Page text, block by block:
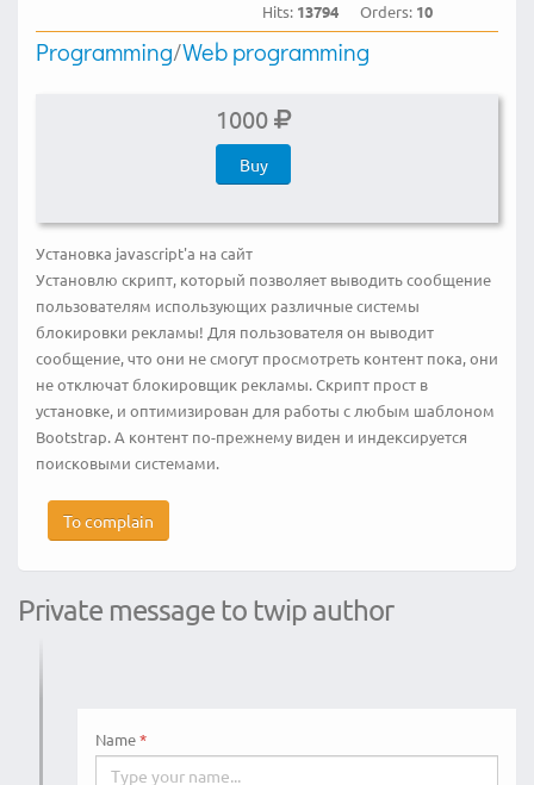
Hits: 13794 Orders: 10
Programming/Web programming
1000
Buy
Установка javascript'a на сайт
Установлю скрипт, который позволяет выводить сообщение
пользователям использующих различные системы
блокировки рекламы! Для пользователя он выводит
сообщение, что они не смогут просмотреть контент пока, они
не отключат блокировщик рекламы. Скрипт прост в
установке, и оптимизирован для работы с любым шаблоном
Bootstrap. А контент по-прежнему виден и индексируется
поисковыми системами.
To complain
Private message to twip author
Name